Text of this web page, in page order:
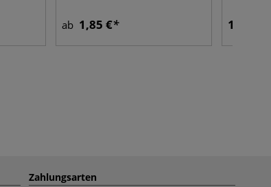
ab 1,85 € 1,55 €
Zahlungsarten